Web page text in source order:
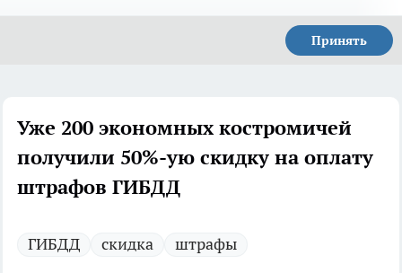
Принять
Уже 200 экономных костромичей
получили 50%-ую скидку на оплату
штрафов ГИБДД
ГИБДД скидка штрафы